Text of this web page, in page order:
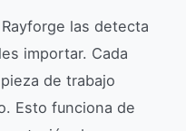
las detecta
importar. Cada
de trabajo
Esto funciona de